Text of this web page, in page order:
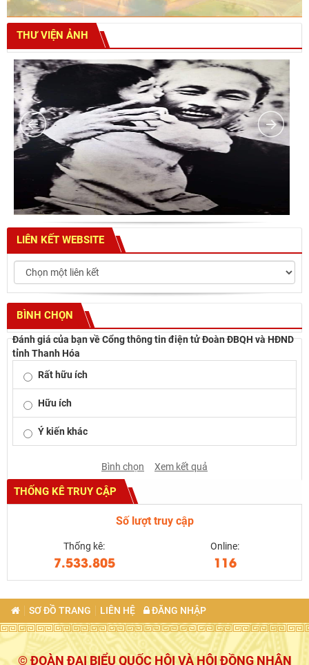
THƯ VIỆN ẢNH
LIÊN KẾT WEBSITE
BÌNH CHỌN
Đánh giá của bạn về Cổng thông tin điện tử Đoàn ĐBQH và HĐND
tỉnh Thanh Hóa
Rất hữu ích
Hữu ích
Ý kiến khác
Bình chọn Xem kết quả
THỐNG KÊ TRUY CẬP
Số lượt truy cập
Thống kê:
7.533.805
Online:
116
SƠ ĐỒ TRANG LIÊN HỆ ĐĂNG NHẬP
© ĐOÀN ĐẠI BIỂU QUỐC HỘI VÀ HỘI ĐỒNG NHÂN